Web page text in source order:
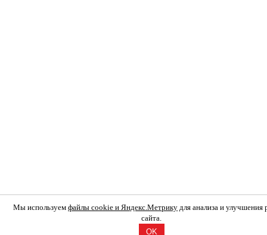
Мы используем файлы cookie и Яндекс.Метрику для анализа и улучшения
сайта.
OK